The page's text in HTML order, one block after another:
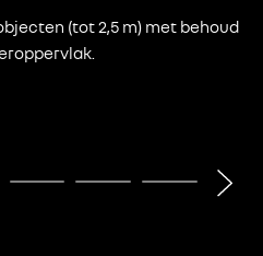
(tot 2,5 m) met behoud